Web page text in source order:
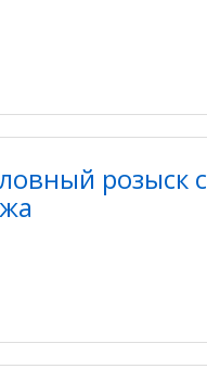
розыск с